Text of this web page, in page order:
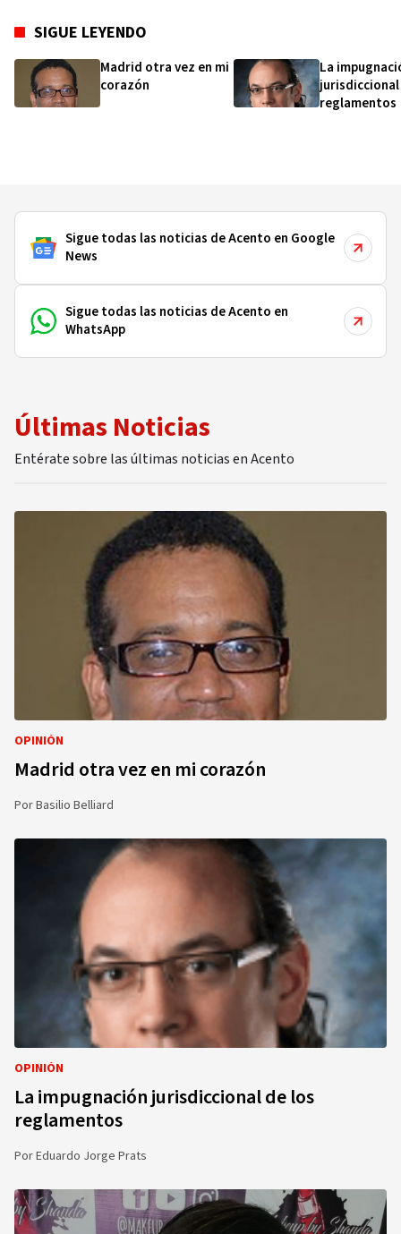
SIGUE LEYENDO
Madrid otra vez en mi
corazón
La
reglamentos
Sigue todas las noticias de Acento en Google
News
Sigue todas las noticias de Acento en
WhatsApp